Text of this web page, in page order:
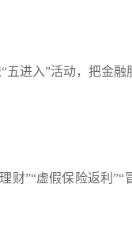
进入”活动， 把金融
财”“虚假保险返利”“